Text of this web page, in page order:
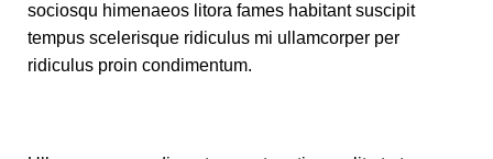
sociosqu himenaeos litora fames habitant suscipit
tempus scelerisque ridiculus mi ullamcorper per
ridiculus proin condimentum.